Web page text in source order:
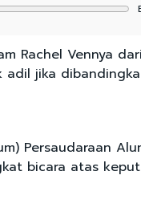
Rachel Vennya
jika
Persaudaraan
bicara atas